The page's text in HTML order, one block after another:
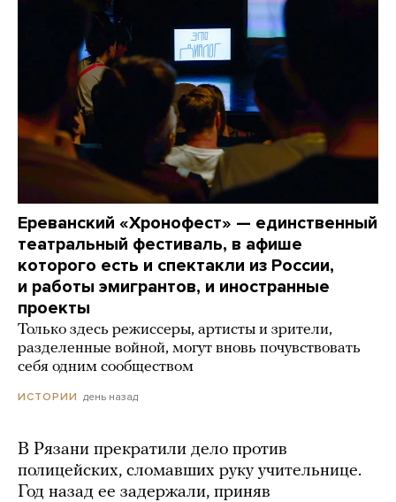
Ереванский «Хронофест» — единственный
театральный фестиваль, в афише
которого есть и спектакли из России,
и работы эмигрантов, и иностранные
проекты
Только здесь режиссеры, артисты и зрители,
разделенные войной, могут вновь почувствовать
себя одним сообществом
ИСТОРИИ день назад
В Рязани прекратили дело против
полицейских, сломавших руку учительнице.
Год назад ее задержали, приняв